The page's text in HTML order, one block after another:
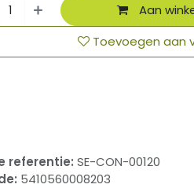
Aan
Toevoegen aan
referentie: SE-CON-00120
5410560008203